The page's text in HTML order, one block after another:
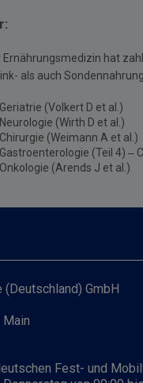
hat
als auch
(Volkert D et al.)
(Wirth D et al.)
(Weimann A et al.)
(Teil 4)
(Arends J et al.)
GmbH
Fest- und